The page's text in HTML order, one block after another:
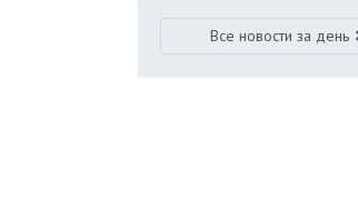
Все новости за день